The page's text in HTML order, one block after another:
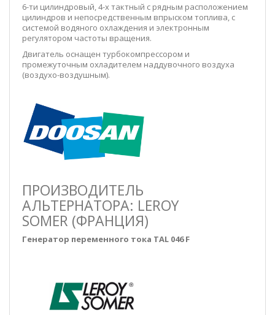
6-ти цилиндровый, 4-х тактный с рядным расположением
цилиндров и непосредственным впрыском топлива, с
системой водяного охлаждения и электронным
регулятором частоты вращения.
Двигатель оснащен турбокомпрессором и
промежуточным охладителем наддувочного воздуха
(воздухо-воздушным).
ПРОИЗВОДИТЕЛЬ
АЛЬТЕРНАТОРА: LEROY
SOMER (ФРАНЦИЯ)
Генератор переменного тока TAL 046 F